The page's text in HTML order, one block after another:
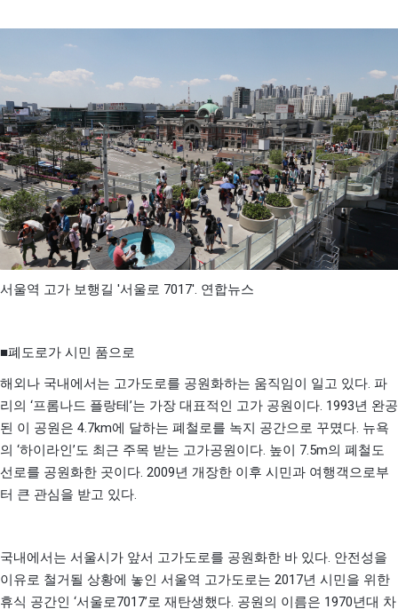
서울역 고가 보행길 '서울로 7017'. 연합뉴스
■폐도로가 시민 품으로
해외나 국내에서는 고가도로를 공원화하는 움직임이 일고 있다. 파
리의 ‘프롬나드 플랑테 ’는 가장 대표적인 고가 공원이다. 1993년 완공
된 이 공원은 4.7km에 달하는 폐철로를 녹지 공간으로 꾸몄다. 뉴욕
의 ‘하이라인 ’도 최근 주목 받는 고가공원이다. 높이 7.5m의 폐철도
선로를 공원화한 곳이다. 2009년 개장한 이후 시민과 여행객으로부
터 큰 관심을 받고 있다.
국내에서는 서울시가 앞서 고가도로를 공원화한 바 있다. 안전성을
이유로 철거될 상황에 놓인 서울역 고가도로는 2017년 시민을 위한
휴식 공간인 ‘서울로7017’로 재탄생했다. 공원의 이름은 1970년대 차